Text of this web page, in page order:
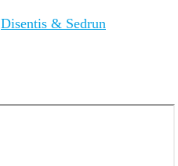
Disentis & Sedrun